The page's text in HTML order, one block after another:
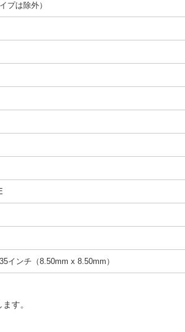
プは除外）
インチ（8.50mm x 8.50mm）
す。